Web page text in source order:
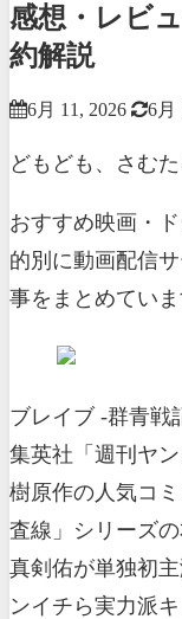
感想・レビ
約解説
6月 11, 2026 6月
どもども、さむ
おすすめ映画・
的別に動画配信
事をまとめていま
ブレイブ -群青戦
集英社「週刊ヤ
樹原作の人気コ
査線」シリーズ
真剣佑が単独初
ンイチら実力派